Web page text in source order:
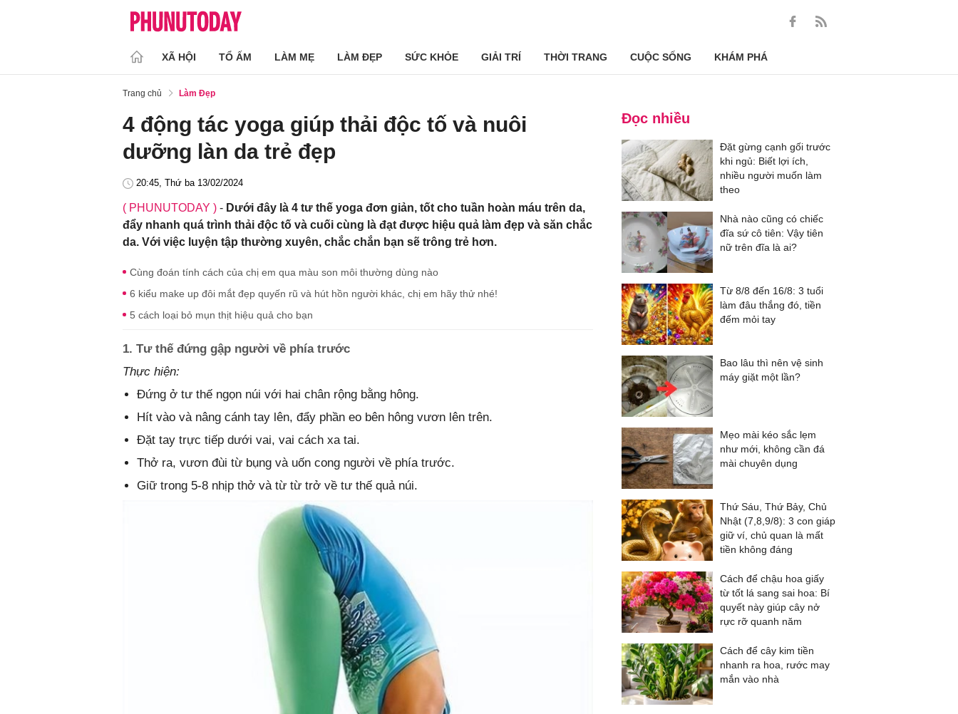
XÃ HỘI TỔ ẤM LÀM MẸ LÀM ĐẸP SỨC KHỎE GIẢI TRÍ THỜI TRANG CUỘC SỐNG KHÁM PHÁ
Trang chủ Làm Đẹp
4 động tác yoga giúp thải độc tố và nuôi
dưỡng làn da trẻ đẹp
20:45, Thứ ba 13/02/2024
( PHUNUTODAY ) - Dưới đây là 4 tư thế yoga đơn giản, tốt cho tuần hoàn máu trên da,
đẩy nhanh quá trình thải độc tố và cuối cùng là đạt được hiệu quả làm đẹp và săn chắc
da. Với việc luyện tập thường xuyên, chắc chắn bạn sẽ trông trẻ hơn.
Cùng đoán tính cách của chị em qua màu son môi thường dùng nào
6 kiểu make up đôi mắt đẹp quyến rũ và hút hồn người khác, chị em hãy thử nhé!
5 cách loại bỏ mụn thịt hiệu quả cho bạn
1. Tư thế đứng gập người về phía trước
Thực hiện:
Đứng ở tư thế ngọn núi với hai chân rộng bằng hông.
Hít vào và nâng cánh tay lên, đẩy phần eo bên hông vươn lên trên.
Đặt tay trực tiếp dưới vai, vai cách xa tai.
Thở ra, vươn đùi từ bụng và uốn cong người về phía trước.
Giữ trong 5-8 nhịp thở và từ từ trở về tư thế quả núi.
Đọc nhiều
Đặt gừng cạnh gối trước
khi ngủ: Biết lợi ích,
nhiều người muốn làm
theo
Nhà nào cũng có chiếc
đĩa sứ cô tiên: Vậy tiên
nữ trên đĩa là ai?
Từ 8/8 đến 16/8: 3 tuổi
làm đâu thắng đó, tiền
đếm mỏi tay
Bao lâu thì nên vệ sinh
máy giặt một lần?
Mẹo mài kéo sắc lẹm
như mới, không cần đá
mài chuyên dụng
Thứ Sáu, Thứ Bảy, Chủ
Nhật (7,8,9/8): 3 con giáp
giữ ví, chủ quan là mất
tiền không đáng
Cách để chậu hoa giấy
từ tốt lá sang sai hoa: Bí
quyết này giúp cây nở
rực rỡ quanh năm
Cách để cây kim tiền
nhanh ra hoa, rước may
mắn vào nhà